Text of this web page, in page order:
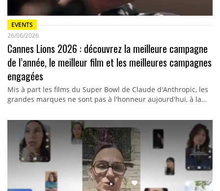
EVENTS
26/06/2026
Cannes Lions 2026 : découvrez la meilleure campagne
de l’année, le meilleur film et les meilleures campagnes
engagées
Mis à part les films du Super Bowl de Claude d'Anthropic, les
grandes marques ne sont pas à l'honneur aujourd'hui, à la…